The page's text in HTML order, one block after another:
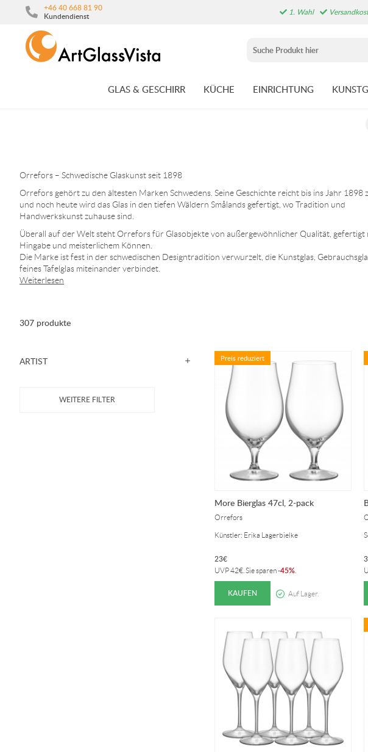
+46 40 668 81 90
Kundendienst
1. Wahl
GLAS & GESCHIRR KÜCHE EINRICHTUNG
Orrefors – Schwedische Glaskunst seit 1898
Orrefors gehört zu den ältesten Marken Schwedens. Seine Geschichte reicht bis ins Jahr 1898
und noch heute wird das Glas in den tiefen Wäldern Smålands gefertigt, wo Tradition und
Handwerkskunst zuhause sind.
Überall auf der Welt steht Orrefors für Glasobjekte von außergewöhnlicher Qualität, gefertigt
Hingabe und meisterlichem Können.
Die Marke ist fest in der schwedischen Designtradition verwurzelt, die Kunstglas,
feines Tafelglas miteinander verbindet.
Weiterlesen
307 produkte
ARTIST Preis reduziert
More Bierglas 47cl, 2-pack
Orrefors
Künstler: Erika Lagerbielke
23€
UVP42€ . Sie sparen-45%
KAUFEN Auf Lager.